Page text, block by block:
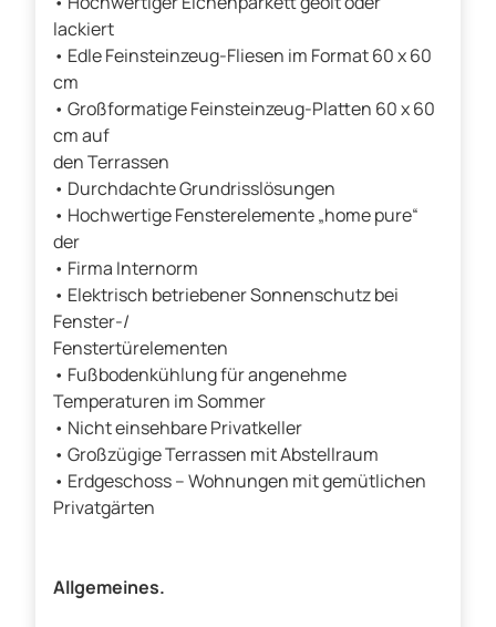
lackiert
• Edle Feinsteinzeug-Fliesen im Format 60 x 60
cm
• Großformatige Feinsteinzeug-Platten 60 x 60
cm auf
den Terrassen
• Durchdachte Grundrisslösungen
• Hochwertige Fensterelemente „home pure“
der
• Firma Internorm
• Elektrisch betriebener Sonnenschutz bei
Fenster-/
Fenstertürelementen
• Fußbodenkühlung für angenehme
Temperaturen im Sommer
• Nicht einsehbare Privatkeller
• Großzügige Terrassen mit Abstellraum
• Erdgeschoss – Wohnungen mit gemütlichen
Privatgärten
Allgemeines.